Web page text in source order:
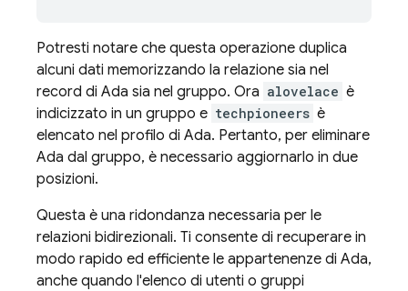
Potresti notare che questa operazione duplica
alcuni dati memorizzando la relazione sia nel
record di Ada sia nel gruppo. Ora alovelace è
indicizzato in un gruppo e techpioneers è
elencato nel profilo di Ada. Pertanto, per eliminare
Ada dal gruppo, è necessario aggiornarlo in due
posizioni.
Questa è una ridondanza necessaria per le
relazioni bidirezionali. Ti consente di recuperare in
modo rapido ed efficiente le appartenenze di Ada,
anche quando l'elenco di utenti o gruppi